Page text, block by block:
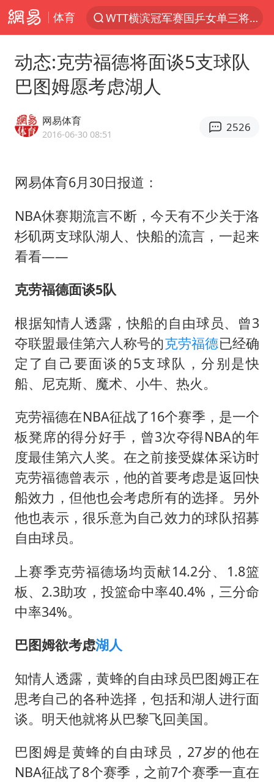
体育
WTT横滨冠军赛国乒女单三将晋级四强
日本发布排名：“中国第一，美日德韩英法居后”
大V：马科斯把路走绝了
杭州全市有序停课
台当局重金为“台独”织“皇帝新衣”
老挝国会主席赛宋蓬逝世
购飞机票7分钟后退票被扣2022元
《欢迎来龙餐馆》口碑
泰国初中生饮弹自尽前开了26枪
夏日经济乘“热”而上 消费市场向“新”而行
乐享全民健身 共筑健康中国
动态:克劳福德将面谈5支球队
巴图姆愿考虑湖人
网易体育
2016-06-30 08:51
2526
网易体育6月30日报道：
NBA休赛期流言不断，今天有不少关于洛
杉矶两支球队湖人、快船的流言，一起来
看看——
克劳福德面谈5队
根据知情人透露，快船的自由球员、曾3
夺联盟最佳第六人称号的克劳福德已经确
定了自己要面谈的5支球队，分别是快
船、尼克斯、魔术、小牛、热火。
克劳福德在NBA征战了16个赛季，是一个
板凳席的得分好手，曾3次夺得NBA的年
度最佳第六人奖。在之前接受媒体采访时
克劳福德曾表示，他的首要考虑是返回快
船效力，但他也会考虑所有的选择。另外
他也表示，很乐意为自己效力的球队招募
自由球员。
上赛季克劳福德场均贡献14.2分、1.8篮
板、2.3助攻，投篮命中率40.4%，三分命
中率34%。
巴图姆欲考虑湖人
知情人透露，黄蜂的自由球员巴图姆正在
思考自己的各种选择，包括和湖人进行面
谈。明天他就将从巴黎飞回美国。
巴图姆是黄蜂的自由球员，27岁的他在
NBA征战了8个赛季，之前7个赛季一直在